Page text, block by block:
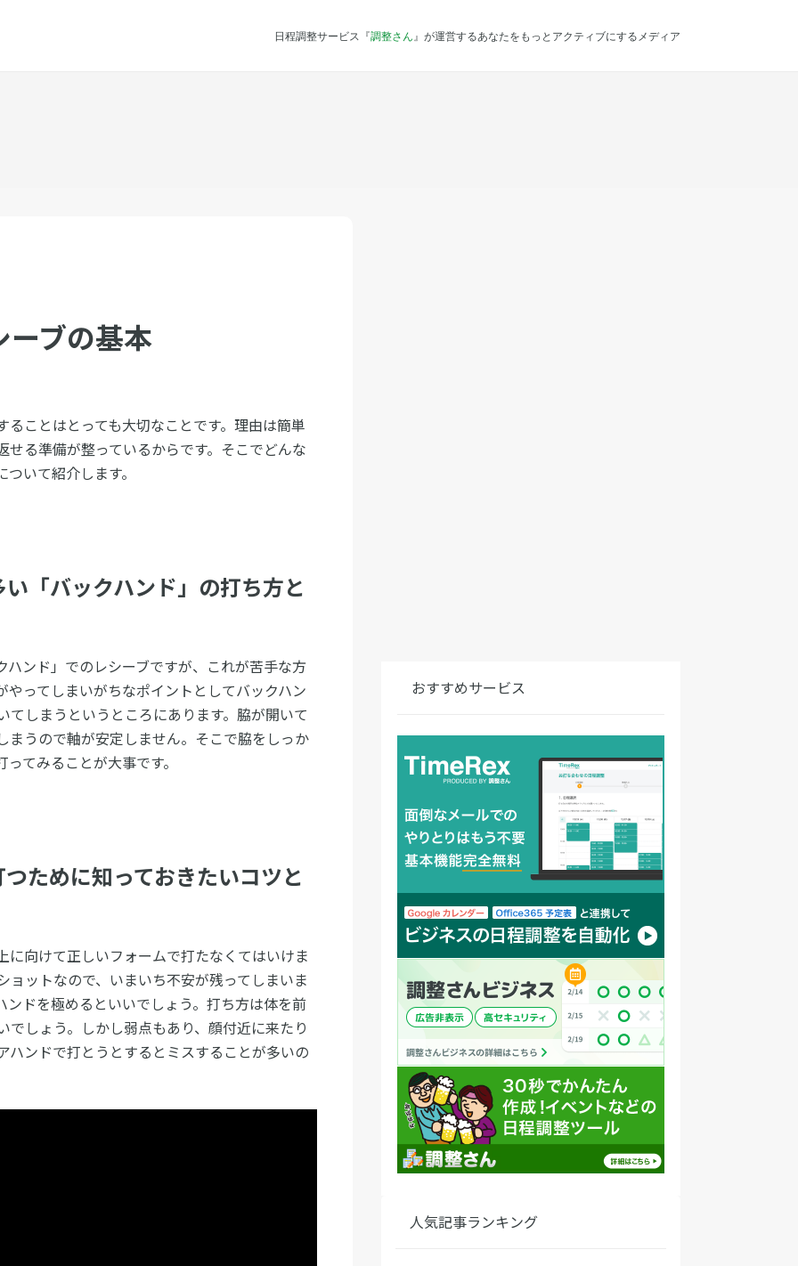
日程調整サービス『調整さん 』が運営するあなたをもっとアクティブにするメディア
ブの基本
ことはとっても大切なことです。理由は簡単
る準備が整っているからです。そこでどんな
いて紹介します。
「バックハンド」の打ち方と
ンド」でのレシーブですが、これが苦手な方
ってしまいがちなポイントとしてバックハン
しまうというところにあります。脇が開いて
まうので軸が安定しません。そこで脇をしっか
てみることが大事です。
ために知っておきたいコツと
向けて正しいフォームで打たなくてはいけま
ットなので、いまいち不安が残ってしまいま
ドを極めるといいでしょう。打ち方は体を前
しょう。しかし弱点もあり、顔付近に来たり
ハンドで打とうとするとミスすることが多いの
おすすめサービス
人気記事ランキング